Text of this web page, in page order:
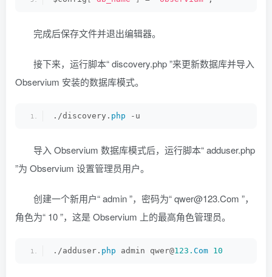
完成后保存文件并退出编辑器。
接下来，运行脚本“ discovery.php ”来更新数据库并导入
Observium 安装的数据库模式。
./discovery. php -u
导入 Observium 数据库模式后，运行脚本“ adduser.php
”为 Observium 设置管理员用户。
创建一个新用户“ admin ”，密码为“ qwer@123.Com ”，
角色为“ 10 ”，这是 Observium 上的最高角色管理员。
./adduser. php admin qwer@123. Com 10